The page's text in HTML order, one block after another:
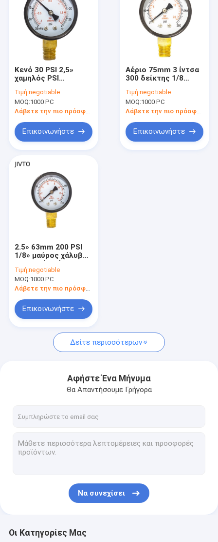
Κενό 30 PSI 2,5»
χαμηλός PSI
NPT μαύρος
χρωματισμένος
χάλυβας
Τιμή:negotiable
MOQ:1000 PC
Λάβετε την πιο πρόσφατη τιμή
Επικοινωνήστε
Αέριο 75mm 3 ίντσα
300 δείκτης 1/8
πίεσης PSI NPT
σύνδεση
Τιμή:negotiable
MOQ:1000 PC
Λάβετε την πιο πρόσφατη τιμή
Επικοινωνήστε
2.5» 63mm 200 PSI
1/8» μαύρος χάλυβας
μετρητών πίεσης
BSP γενικός
Τιμή:negotiable
MOQ:1000 PC
Λάβετε την πιο πρόσφατη τιμή
Επικοινωνήστε
Δείτε περισσότερων
Αφήστε Ένα Μήνυμα
Θα Απαντήσουμε Γρήγορα
Να συνεχίσει
Οι Κατηγορίες Μας